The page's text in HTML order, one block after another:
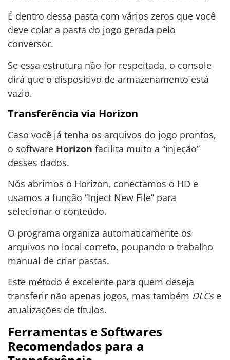
É dentro dessa pasta com vários zeros que você
deve colar a pasta do jogo gerada pelo
conversor.
Se essa estrutura não for respeitada, o console
dirá que o dispositivo de armazenamento está
vazio.
Transferência via Horizon
Caso você já tenha os arquivos do jogo prontos,
o software Horizon facilita muito a “injeção”
desses dados.
Nós abrimos o Horizon, conectamos o HD e
usamos a função “Inject New File” para
selecionar o conteúdo.
O programa organiza automaticamente os
arquivos no local correto, poupando o trabalho
manual de criar pastas.
Este método é excelente para quem deseja
transferir não apenas jogos, mas também DLCse
atualizações de títulos.
Ferramentas e Softwares
Recomendados para a